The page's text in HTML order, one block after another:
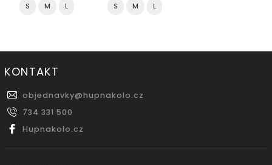
S M L S M L
KONTAKT
objednavky@hupnakolo.cz
734 331 500
Hupnakolo.cz